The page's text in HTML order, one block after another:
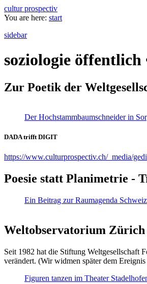
cultur prospectiv
You are here: start
sidebar
soziologie öffentlich
Zur Poetik der
Der Hochstammbaumschneider in
DADA trifft DIGIT
https://www.culturprospectiv.ch/_media/
Poesie statt Planimetrie -
Ein Beitrag zur Raumagenda Schweiz
Weltobservatorium
Seit 1982 hat die Stiftung Weltgesellschaft
verändert. (Wir widmen später dem
Figuren tanzen im Theater